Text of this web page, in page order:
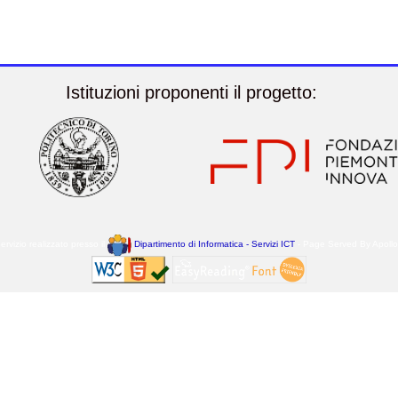
Istituzioni proponenti il progetto:
realizzato presso il Dipartimento di Informatica - Servizi ICT- Page Served By